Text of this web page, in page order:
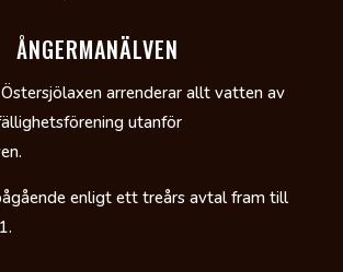
ÅNGERMANÄLVEN
arrenderar allt vatten av
utanför
enligt ett treårs avtal fram till